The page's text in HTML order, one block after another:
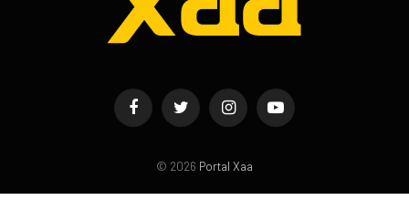
FacebookTwitter InstagramYouTube
© 2026 Portal Xaa